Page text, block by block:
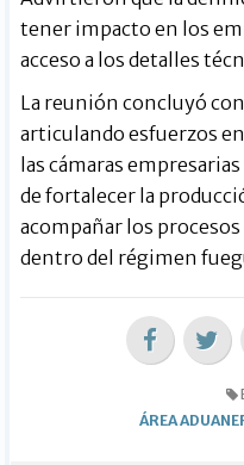
tener impacto en los
acceso a los detalles
La reunión concluyó
articulando esfuerzos
las cámaras
de fortalecer la
acompañar los
dentro del régimen
ÁREA